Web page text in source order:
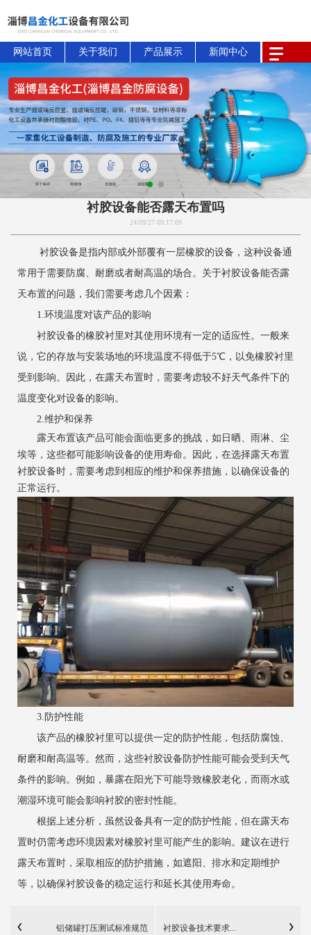
网站首页 关于我们 产品展示 新闻中心
衬胶设备能否露天布置吗
24/09/27 09:17:09
衬胶设备是指内部或外部覆有一层橡胶的设备，这种设备通
常用于需要防腐、耐磨或者耐高温的场合。关于衬胶设备能否露
天布置的问题，我们需要考虑几个因素：
1.环境温度对该产品的影响
衬胶设备的橡胶衬里对其使用环境有一定的适应性。一般来
说，它的存放与安装场地的环境温度不得低于5℃，以免橡胶衬里
受到影响。因此，在露天布置时，需要考虑较不好天气条件下的
温度变化对设备的影响。
2.维护和保养
露天布置该产品可能会面临更多的挑战，如日晒、雨淋、尘
埃等，这些都可能影响设备的使用寿命。因此，在选择露天布置
衬胶设备时，需要考虑到相应的维护和保养措施，以确保设备的
正常运行。
3.防护性能
该产品的橡胶衬里可以提供一定的防护性能，包括防腐蚀、
耐磨和耐高温等。然而，这些衬胶设备防护性能可能会受到天气
条件的影响。例如，暴露在阳光下可能导致橡胶老化，而雨水或
潮湿环境可能会影响衬胶的密封性能。
根据上述分析，虽然设备具有一定的防护性能，但在露天布
置时仍需考虑环境因素对橡胶衬里可能产生的影响。建议在进行
露天布置时，采取相应的防护措施，如遮阳、排水和定期维护
等，以确保衬胶设备的稳定运行和延长其使用寿命。
铝储罐打压测试标准规范 衬胶设备技术要求...